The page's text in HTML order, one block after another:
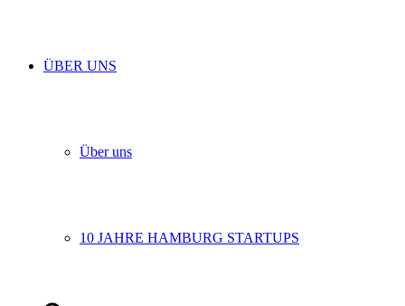
ÜBER UNS
Über uns
10 JAHRE HAMBURG STARTUPS